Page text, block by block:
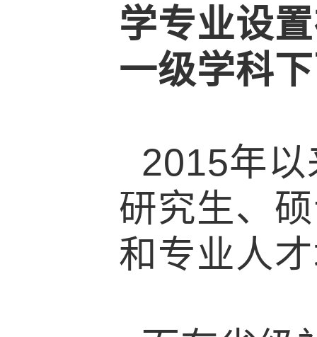
学专业设
一级学科
2015年
研究生、
和专业人